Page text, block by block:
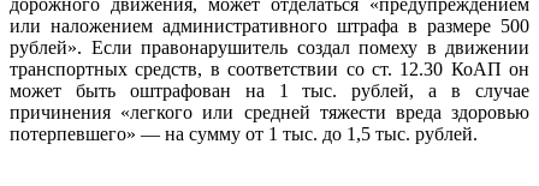
или наложением административного штрафа в размере 500
рублей». Если правонарушитель создал помеху в движении
транспортных средств, в соответствии со ст. 12.30 КоАП он
может быть оштрафован на 1 тыс. рублей, а в случае
причинения «легкого или средней тяжести вреда здоровью
потерпевшего» — на сумму от 1 тыс. до 1,5 тыс. рублей.